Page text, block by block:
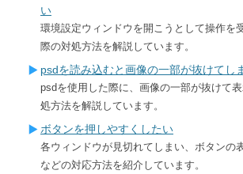
い
環境設定ウィンドウを開こうとして操作を
際の対処方法を解説しています。
psdを読み込むと画像の一部が抜けてし
psdを使用した際に、画像の一部が抜けて
処方法を解説しています。
ボタンを押しやすくしたい
各ウィンドウが見切れてしまい、ボタンの
などの対応方法を紹介しています。